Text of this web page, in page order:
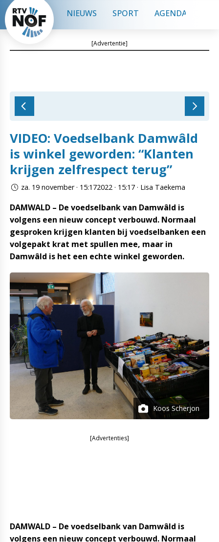
NIEUWS SPORT AGENDA
[Advertentie]
VIDEO: Voedselbank Damwâld
is winkel geworden: “Klanten
krijgen zelfrespect terug”
za. 19 november · 15:172022 · 15:17 · Lisa Taekema
DAMWALD – De voedselbank van Damwâld is
volgens een nieuw concept verbouwd. Normaal
gesproken krijgen klanten bij voedselbanken een
volgepakt krat met spullen mee, maar in
Damwâld is het een echte winkel geworden.
Koos Scherjon
[Advertenties]
DAMWALD – De voedselbank van Damwâld is
volgens een nieuw concept verbouwd. Normaal